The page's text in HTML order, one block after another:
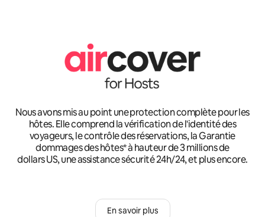
Nous avons mis au point une protection complète pour les
hôtes. Elle comprend la vérification de l'identité des
voyageurs, le contrôle des réservations, la Garantie
dommages des hôtes* à hauteur de 3 millions de
dollars US, une assistance sécurité 24h/24, et plus encore.
En savoir plus